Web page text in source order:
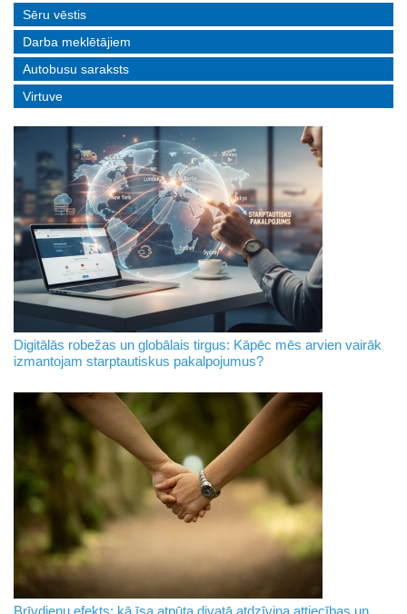
Sēru vēstis
Darba meklētājiem
Autobusu saraksts
Virtuve
Digitālās robežas un globālais tirgus: Kāpēc mēs arvien vairāk
izmantojam starptautiskus pakalpojumus?
Brīvdienu efekts: kā īsa atpūta divatā atdzīvina attiecības un